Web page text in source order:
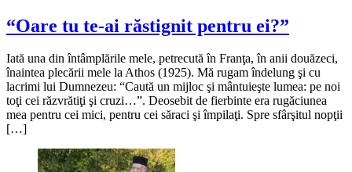
“Oare tu te-ai răstignit pentru ei?”
Iată una din întâmplările mele, petrecută în Franţa, în anii douăzeci,
înaintea plecării mele la Athos (1925). Mă rugam îndelung şi cu
lacrimi lui Dumnezeu: “Caută un mijloc şi mântuieşte lumea: pe noi
toţi cei răzvrătiţi şi cruzi…”. Deosebit de fierbinte era rugăciunea
mea pentru cei mici, pentru cei săraci şi împilaţi. Spre sfârşitul nopţii
[…]